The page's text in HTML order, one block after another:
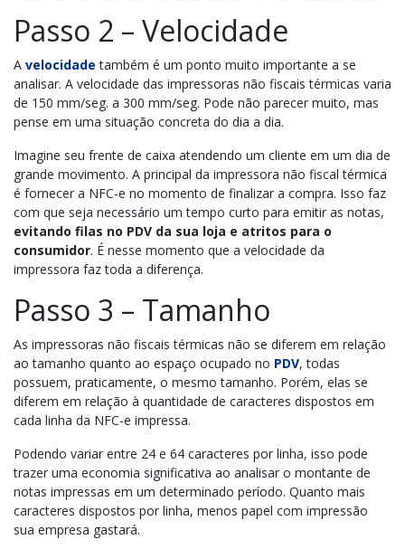
Passo 2 – Velocidade
A velocidade também é um ponto muito importante a se
analisar. A velocidade das impressoras não fiscais térmicas varia
de 150 mm/seg. a 300 mm/seg. Pode não parecer muito, mas
pense em uma situação concreta do dia a dia.
Imagine seu frente de caixa atendendo um cliente em um dia de
grande movimento. A principal da impressora não fiscal térmica
é fornecer a NFC-e no momento de finalizar a compra. Isso faz
com que seja necessário um tempo curto para emitir as notas,
evitando filas no PDV da sua loja e atritos para o
consumidor. É nesse momento que a velocidade da
impressora faz toda a diferença.
Passo 3 – Tamanho
As impressoras não fiscais térmicas não se diferem em relação
ao tamanho quanto ao espaço ocupado no PDV, todas
possuem, praticamente, o mesmo tamanho. Porém, elas se
diferem em relação à quantidade de caracteres dispostos em
cada linha da NFC-e impressa.
Podendo variar entre 24 e 64 caracteres por linha, isso pode
trazer uma economia significativa ao analisar o montante de
notas impressas em um determinado período. Quanto mais
caracteres dispostos por linha, menos papel com impressão
sua empresa gastará.